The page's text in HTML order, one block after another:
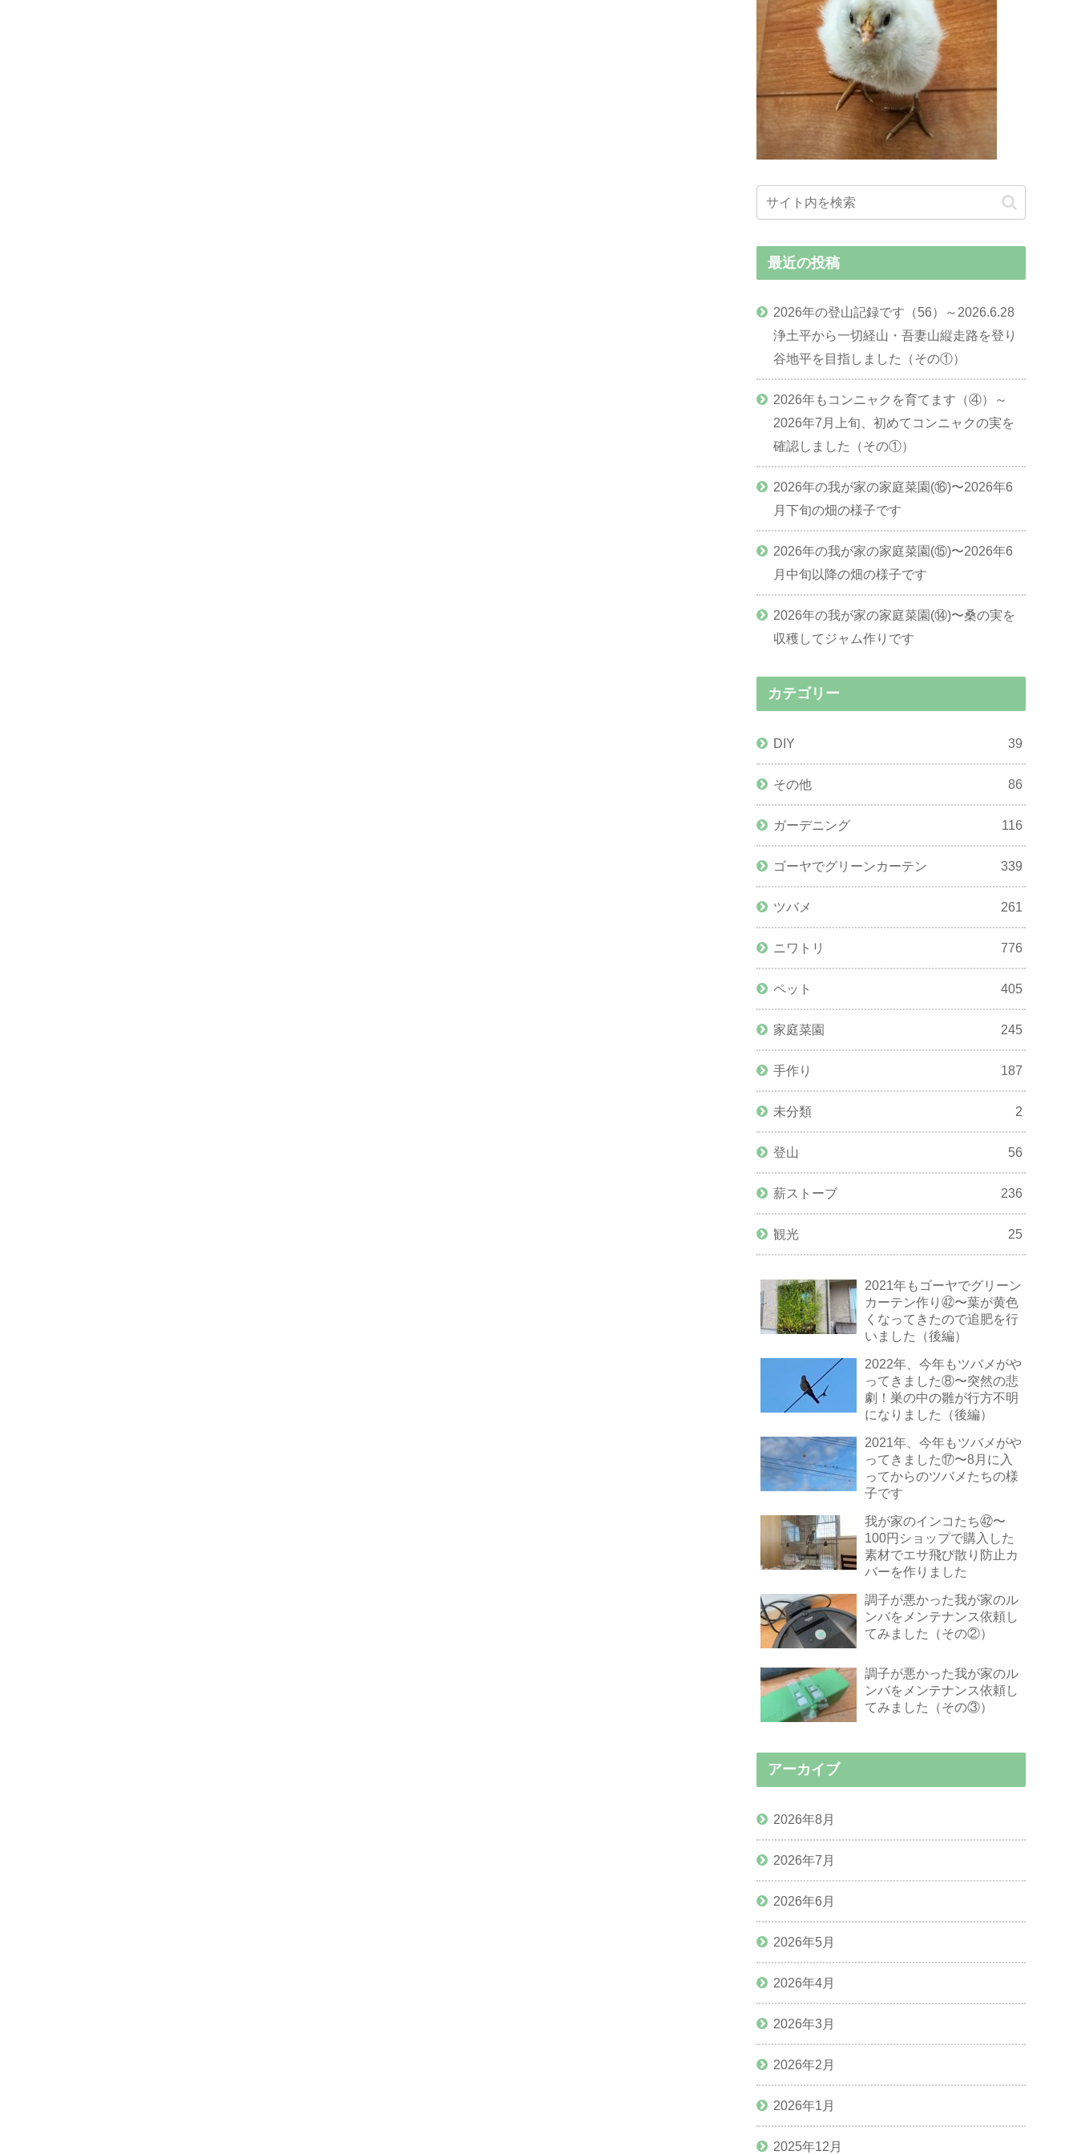
最近の投稿
2026年の登山記録です（56）～2026.6.28
浄土平から一切経山・吾妻山縦走路を登り
谷地平を目指しました（その①）
2026年もコンニャクを育てます（④）～
2026年7月上旬、初めてコンニャクの実を
確認しました（その①）
2026年の我が家の家庭菜園(⑯)〜2026年6
月下旬の畑の様子です
2026年の我が家の家庭菜園(⑮)〜2026年6
月中旬以降の畑の様子です
2026年の我が家の家庭菜園(⑭)〜桑の実を
収穫してジャム作りです
カテゴリー
DIY 39
その他 86
ガーデニング 116
ゴーヤでグリーンカーテン 339
ツバメ 261
ニワトリ 776
ペット 405
家庭菜園 245
手作り 187
未分類 2
登山 56
薪ストーブ 236
観光 25
2021年もゴーヤでグリーン
カーテン作り㊷〜葉が黄色
くなってきたので追肥を行
いました（後編）
2022年、今年もツバメがや
ってきました⑧〜突然の悲
劇！巣の中の雛が行方不明
になりました（後編）
2021年、今年もツバメがや
ってきました⑰〜8月に入
ってからのツバメたちの様
子です
我が家のインコたち㊷〜
100円ショップで購入した
素材でエサ飛び散り防止カ
バーを作りました
調子が悪かった我が家のル
ンバをメンテナンス依頼し
てみました（その②）
調子が悪かった我が家のル
ンバをメンテナンス依頼し
てみました（その③）
アーカイブ
2026年8月
2026年7月
2026年6月
2026年5月
2026年4月
2026年3月
2026年2月
2026年1月
2025年12月